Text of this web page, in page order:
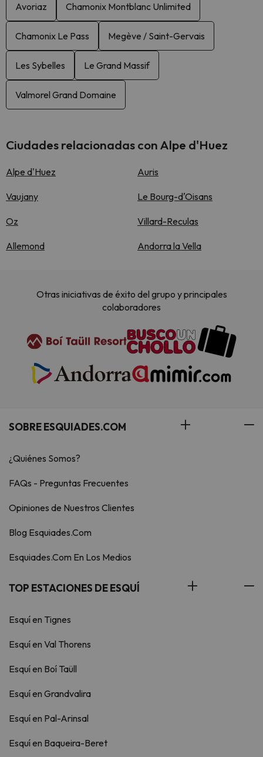
Avoriaz Chamonix Montblanc Unlimited
Chamonix Le Pass Megève / Saint-Gervais
Les Sybelles Le Grand Massif
Valmorel Grand Domaine
Ciudades relacionadas con Alpe d'Huez
Alpe d'Huez Auris
Vaujany Le Bourg-dʼOisans
Oz Villard-Reculas
Allemond Andorra la Vella
Otras iniciativas de éxito del grupo y principales
colaboradores
SOBRE ESQUIADES.COM
¿Quiénes Somos?
FAQs - Preguntas Frecuentes
Opiniones de Nuestros Clientes
Blog Esquiades.Com
Esquiades.Com En Los Medios
TOP ESTACIONES DE ESQUÍ
Esquí en Tignes
Esquí en Val Thorens
Esquí en Boí Taüll
Esquí en Grandvalira
Esquí en Pal-Arinsal
Esquí en Baqueira-Beret